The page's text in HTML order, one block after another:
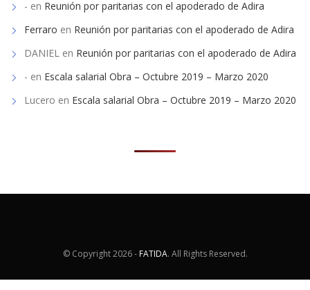
en Reunión por paritarias con el apoderado de Adira
Ferraro en Reunión por paritarias con el apoderado de Adira
DANIEL en Reunión por paritarias con el apoderado de Adira
en Escala salarial Obra – Octubre 2019 – Marzo 2020
Lucero en Escala salarial Obra – Octubre 2019 – Marzo 2020
© Copyright2026 - FATIDA . All Rights Reserved.